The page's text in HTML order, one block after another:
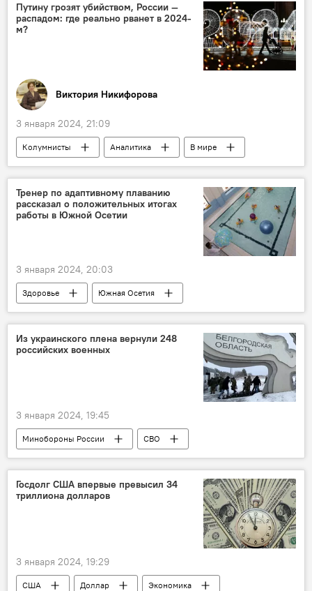
Путину грозят убийством, России —
распадом: где реально рванет в 2024-
м?
Виктория Никифорова
3 января 2024, 21:09
Колумнисты Аналитика
В мире
Россия
США
Китай
Евросоюз
Тренер по адаптивному плаванию
рассказал о положительных итогах
работы в Южной Осетии
3 января 2024, 20:03
Здоровье
Южная Осетия
соцподдержка
Дети Общество
Из украинского плена вернули 248
российских военных
3 января 2024, 19:45
Минобороны России
СВО
обмен пленными
Россия Новости
Госдолг США впервые превысил 34
триллиона долларов
3 января 2024, 19:29
США Доллар
Экономика